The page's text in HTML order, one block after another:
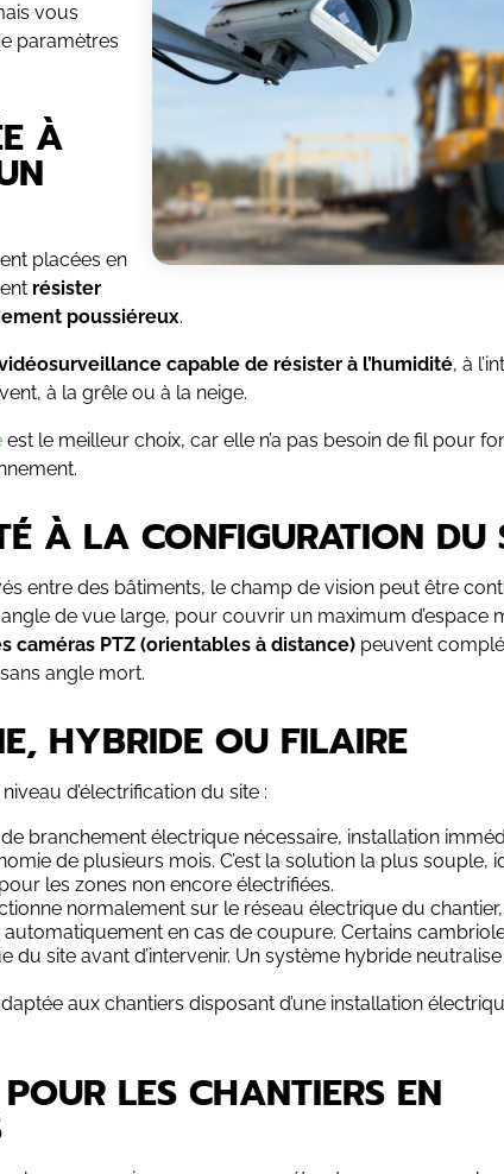
vous
paramètres
À
placées en
résister
poussiéreux.
capable de résister à l’humidité, à
à la grêle ou à la neige.
est le meilleur choix, car elle n’a pas besoin de fil pour
À LA CONFIGURATION DU
entre des bâtiments, le champ de vision peut être
de vue large, pour couvrir un maximum d’espace
caméras PTZ (orientables à distance)peuvent
angle mort.
HYBRIDE OU FILAIRE
d’électrification du site :
branchement électrique nécessaire, installation
de plusieurs mois. C’est la solution la plus souple,
les zones non encore électrifiées.
normalement sur le réseau électrique du
en cas de coupure. Certains
du site avant d’intervenir. Un système hybride
aux chantiers disposant d’une installation
LES CHANTIERS EN